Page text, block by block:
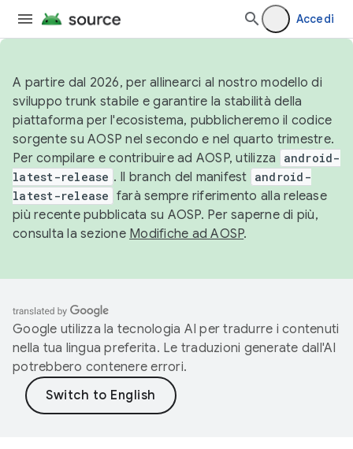
Accedi
A partire dal 2026, per allinearci al nostro modello di
sviluppo trunk stabile e garantire la stabilità della
piattaforma per l'ecosistema, pubblicheremo il codice
sorgente su AOSP nel secondo e nel quarto trimestre.
Per compilare e contribuire ad AOSP, utilizza
android-
latest-release . Il branch del manifest android-
latest-release farà sempre riferimento alla release
più recente pubblicata su AOSP. Per saperne di più,
consulta la sezione Modifiche ad AOSP.
Google utilizza la tecnologia AI per tradurre i contenuti
nella tua lingua preferita. Le traduzioni generate dall'AI
potrebbero contenere errori.